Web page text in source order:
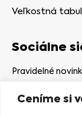
Ceníme si
Veľkostná
Sociálne
Pravidelné